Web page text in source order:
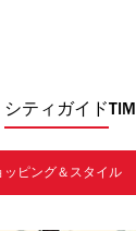
シティガイド
ッピング＆スタイル